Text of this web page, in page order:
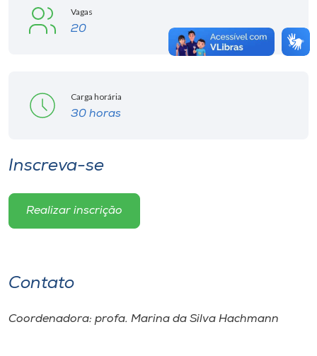
Vagas
20
Carga horária
30 horas
Inscreva-se
Realizar inscrição
Contato
Coordenadora: profa. Marina da Silva Hachmann